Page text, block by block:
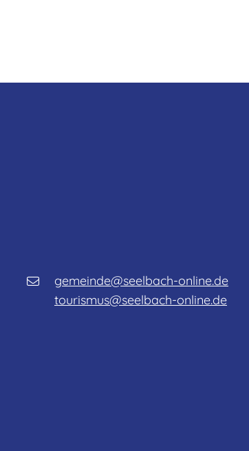
gemeinde@seelbach-online.de
tourismus@seelbach-online.de